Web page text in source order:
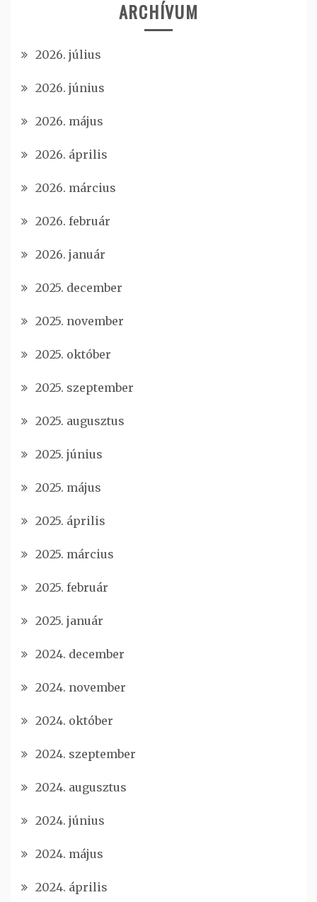
ARCHÍVUM
2026. július
2026. június
2026. május
2026. április
2026. március
2026. február
2026. január
2025. december
2025. november
2025. október
2025. szeptember
2025. augusztus
2025. június
2025. május
2025. április
2025. március
2025. február
2025. január
2024. december
2024. november
2024. október
2024. szeptember
2024. augusztus
2024. június
2024. május
2024. április